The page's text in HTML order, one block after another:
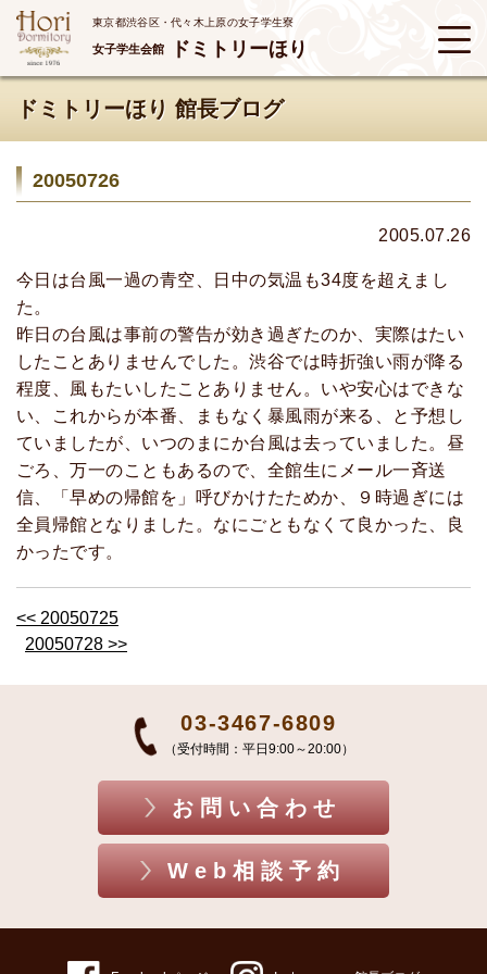
東京都渋谷区・代々木上原の女子学生寮
女子学生会館 ドミトリーほり
ドミトリーほり 館長ブログ
20050726
2005.07.26
今日は台風一過の青空、日中の気温も34度を超えまし
た。
昨日の台風は事前の警告が効き過ぎたのか、実際はたい
したことありませんでした。渋谷では時折強い雨が降る
程度、風もたいしたことありません。いや安心はできな
い、これからが本番、まもなく暴風雨が来る、と予想し
ていましたが、いつのまにか台風は去っていました。昼
ごろ、万一のこともあるので、全館生にメール一斉送
信、「早めの帰館を」呼びかけたためか、９時過ぎには
全員帰館となりました。なにごともなくて良かった、良
かったです。
<< 20050725
20050728 >>
03-3467-6809
（受付時間：平日9:00～20:00）
お問い合わせ
Web相談予約